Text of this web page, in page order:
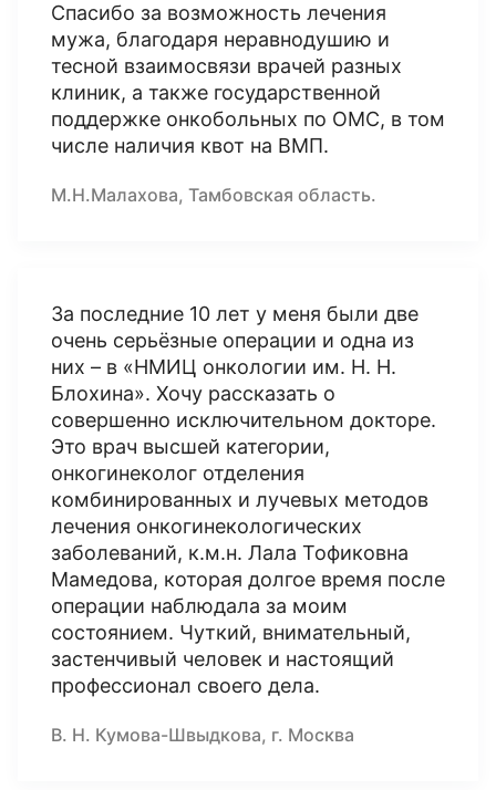
Спасибо за возможность лечения
мужа, благодаря неравнодушию и
тесной взаимосвязи врачей разных
клиник, а также государственной
поддержке онкобольных по ОМС, в том
числе наличия квот на ВМП.
М.Н.Малахова, Тамбовская область.
За последние 10 лет у меня были две
очень серьёзные операции и одна из
них – в «НМИЦ онкологии им. Н. Н.
Блохина». Хочу рассказать о
совершенно исключительном докторе.
Это врач высшей категории,
онкогинеколог отделения
комбинированных и лучевых методов
лечения онкогинекологических
заболеваний, к.м.н. Лала Тофиковна
Мамедова, которая долгое время после
операции наблюдала за моим
состоянием. Чуткий, внимательный,
застенчивый человек и настоящий
профессионал своего дела.
В. Н. Кумова-Швыдкова, г. Москва